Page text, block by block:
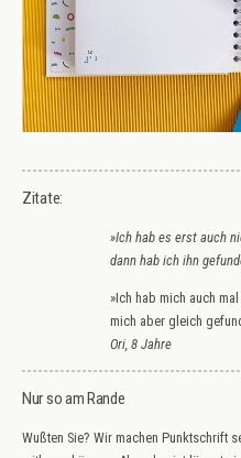
Zitate:
»Ich hab es erst auch
dann hab ich ihn
»Ich hab mich auch
mich aber gleich
Ori, 8 Jahre
Nur so am Rande
Wußten Sie? Wir machen Punktschrift